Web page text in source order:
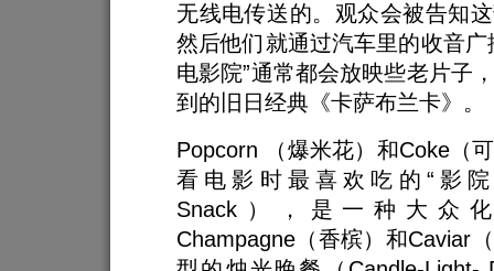
无线电传送的。观众会被告知
然后他们就通过汽车里的收音广
电影院”通常都会放映些老片子
到的旧日经典《卡萨布兰卡》。
Popcorn （爆米花）和Coke（
看电影时最喜欢吃的“影院
Snack），是一种大众
Champagne（香槟）和Caviar